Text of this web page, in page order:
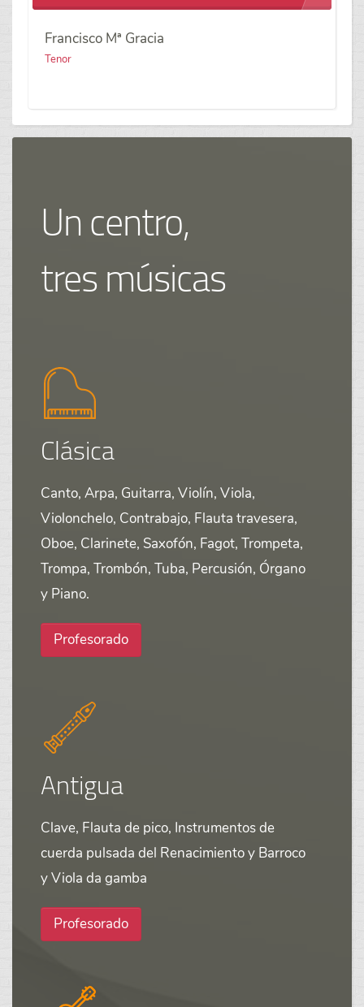
Francisco Mª Gracia
Tenor
Un centro,
tres músicas
Clásica
Canto, Arpa, Guitarra, Violín, Viola,
Violonchelo, Contrabajo, Flauta travesera,
Oboe, Clarinete, Saxofón, Fagot, Trompeta,
Trompa, Trombón, Tuba, Percusión, Órgano
y Piano.
Profesorado
Antigua
Clave, Flauta de pico, Instrumentos de
cuerda pulsada del Renacimiento y Barroco
y Viola da gamba
Profesorado